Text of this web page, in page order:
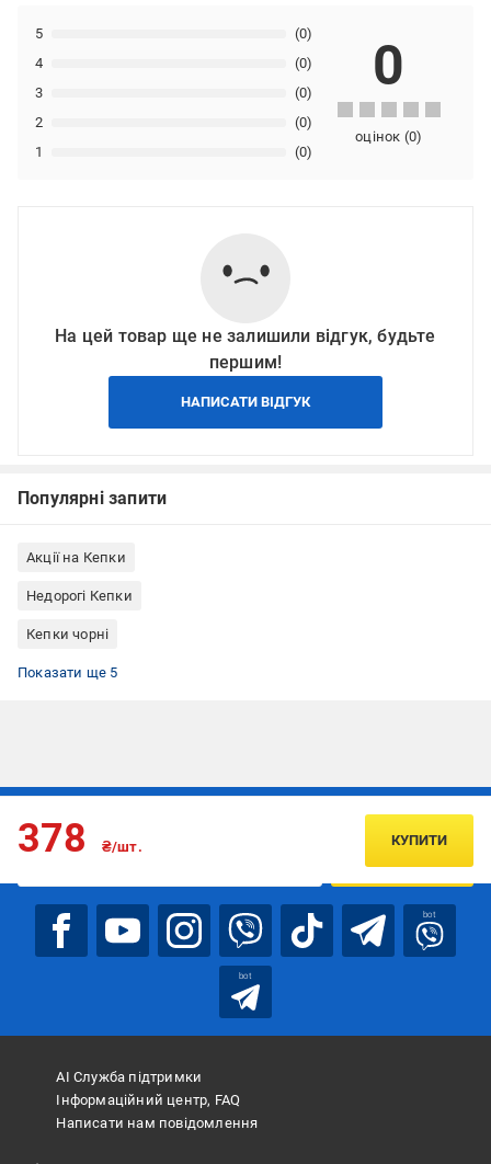
1 (0)
2 (0)
3 (0)
4 (0)
5 (0)
0
оцінок (0)
На цей товар ще не залишили відгук, будьте
першим!
НАПИСАТИ ВІДГУК
Популярні запити
Акції на Кепки
Недорогі Кепки
Кепки чорні
Весняні кепки
Осінні кепки
Кепки унісекс
Кепки L
Кепки з козирком
Показати ще 5
378 ₴/шт. КУПИТИ
Підписуйтесь, щоб дізнаватись першим про акції та пропозиції
ПІДПИСАТИСЯ
bot
bot
АІ Служба підтримки
Інформаційний центр, FAQ
Написати нам повідомлення